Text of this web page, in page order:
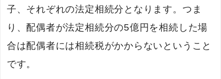
子、それぞれの法定相続分となります。つま
り、配偶者が法定相続分の5億円を相続した場
合は配偶者には相続税がかからないということ
です。